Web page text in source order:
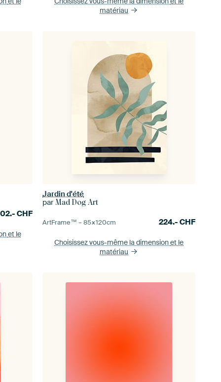
matériau
CHF
et le
Jardin d'été
parMad Dog Art
ArtFrame™ –85×120cm 224.- CHF
Choisissez vous-même la dimensionet le
matériau